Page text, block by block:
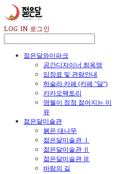
LOG IN 로그인
젊은달와이파크
공간디자이너 최옥영
입장료 및 관람안내
하슬라 카페 (카페 "달")
카카오팩토리
영월이 점점 젊어지는 이
유
젊은달미술관
붉은 대나무
젊은달미술관 Ⅰ
젊은달미술관 Ⅱ
젊은달미술관 Ⅲ
바람의 길